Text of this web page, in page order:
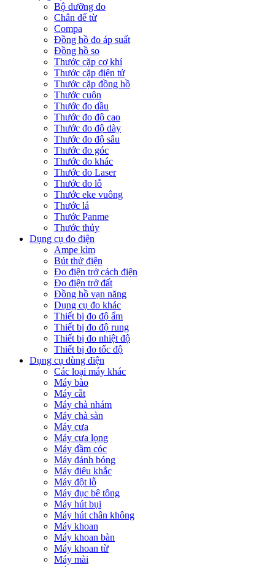
Bộ dưỡng đo
Chân đế từ
Compa
Đồng hồ đo áp suất
Đồng hồ so
Thước cặp cơ khí
Thước cặp điện tử
Thước cặp đồng hồ
Thước cuộn
Thước đo dầu
Thước đo độ cao
Thước đo độ dày
Thước đo độ sâu
Thước đo góc
Thước đo khác
Thước đo Laser
Thước đo lỗ
Thước eke vuông
Thước lá
Thước Panme
Thước thủy
Dụng cụ đo điện
Ampe kìm
Bút thử điện
Đo điện trở cách điện
Đo điện trở đất
Đồng hồ vạn năng
Dụng cụ đo khác
Thiết bị đo độ ẩm
Thiết bị đo độ rung
Thiết bị đo nhiệt độ
Thiết bị đo tốc độ
Dụng cụ dùng điện
Các loại máy khác
Máy bào
Máy cắt
Máy chà nhám
Máy chà sàn
Máy cưa
Máy cưa lọng
Máy đầm cóc
Máy đánh bóng
Máy điêu khắc
Máy đột lỗ
Máy đục bê tông
Máy hút bụi
Máy hút chân không
Máy khoan
Máy khoan bàn
Máy khoan từ
Máy mài